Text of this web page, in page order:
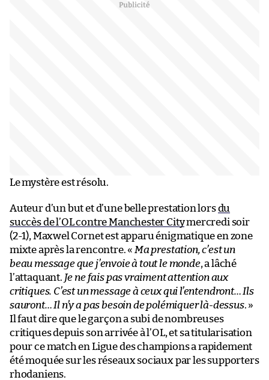
Le mystère est résolu.
Auteur d’un but et d’une belle prestation lorsdu
succès de l’OL contre Manchester Citymercredi soir
(2-1), Maxwel Cornet est apparu énigmatique en zone
mixte après la rencontre. « Ma prestation, c’est un
beau message que j’envoie à tout le monde, a lâché
l’attaquant. Je ne fais pas vraiment attention aux
critiques. C’est un message à ceux qui l’entendront… Ils
sauront… Il n’y a pas besoin de polémiquer là-dessus. »
Il faut dire que le garçon a subi de nombreuses
critiques depuis son arrivée à l’OL, et sa titularisation
pour ce match en Ligue des champions a rapidement
été moquée sur les réseaux sociaux par les supporters
rhodaniens.